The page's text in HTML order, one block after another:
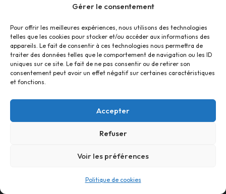
Gérer le consentement
Pour offrir les meilleures expériences, nous utilisons des technologies
telles que les cookies pour stocker et/ou accéder aux informations des
appareils. Le fait de consentir à ces technologies nous permettra de
traiter des données telles que le comportement de navigation ou les ID
uniques sur ce site. Le fait de ne pas consentir ou de retirer son
consentement peut avoir un effet négatif sur certaines caractéristiques
et fonctions.
Accepter
Refuser
Voir les préférences
Politique de cookies
Contact
Site réalisé parSBCTech